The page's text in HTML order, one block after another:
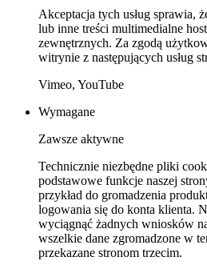
Akceptacja tych usług sprawia,
lub inne treści multimedialne
zewnętrznych. Za zgodą
witrynie z następujących usług
Vimeo, YouTube
Wymagane
Zawsze aktywne
Technicznie niezbędne pliki
podstawowe funkcje naszej
przykład do gromadzenia
logowania się do konta klienta.
wyciągnąć żadnych wniosków
wszelkie dane zgromadzone w
przekazane stronom trzecim.